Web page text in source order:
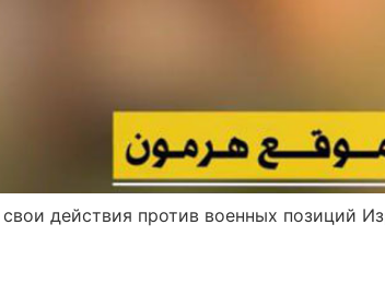
действия против военных позиций